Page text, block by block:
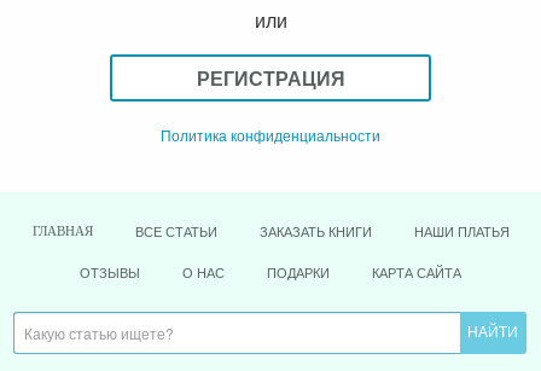
или
РЕГИСТРАЦИЯ
Политика конфиденциальности
ГЛАВНАЯ ВСЕ СТАТЬИ ЗАКАЗАТЬ КНИГИ НАШИ ПЛАТЬЯ
ОТЗЫВЫ О НАС ПОДАРКИ КАРТА САЙТА